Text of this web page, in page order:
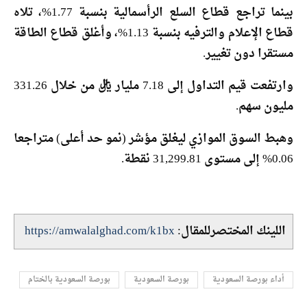
بينما تراجع قطاع السلع الرأسمالية بنسبة 1.77%، تلاه
قطاع الإعلام والترفيه بنسبة 1.13%، وأغلق قطاع الطاقة
مستقرا دون تغيير.
وارتفعت قيم التداول إلى 7.18 مليار ريال من خلال 331.26
مليون سهم.
وهبط السوق الموازي ليغلق مؤشر (نمو حد أعلى) متراجعا
0.06% إلى مستوى 31,299.81 نقطة.
اللينك المختصرللمقال:https://amwalalghad.com/k1bx
أداء بورصة السعودية بورصة السعودية بورصة السعودية بالختام